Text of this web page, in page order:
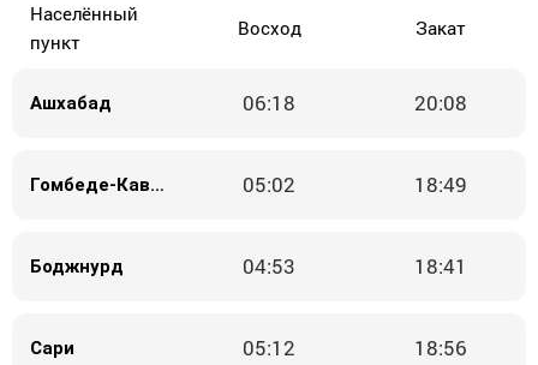
Населённый
пункт
Восход Закат
Ашхабад 06:18 20:08
Гомбеде-Кавус 05:02 18:49
Боджнурд 04:53 18:41
Сари 05:12 18:56